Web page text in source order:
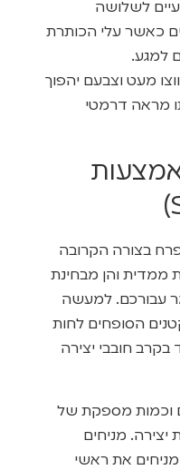
לשלושה
כאשר עלי הכותרת
למגע.
מעט וצבעם יהפוך
מראה דרמטי
בצורה הקרובה
ממדית והן מבחינת
עבורכם. למעשה
הסופחים לחות
בקרב חובבי יצירה
וכמות מספקת של
יצירה. מניחים
את ראשי